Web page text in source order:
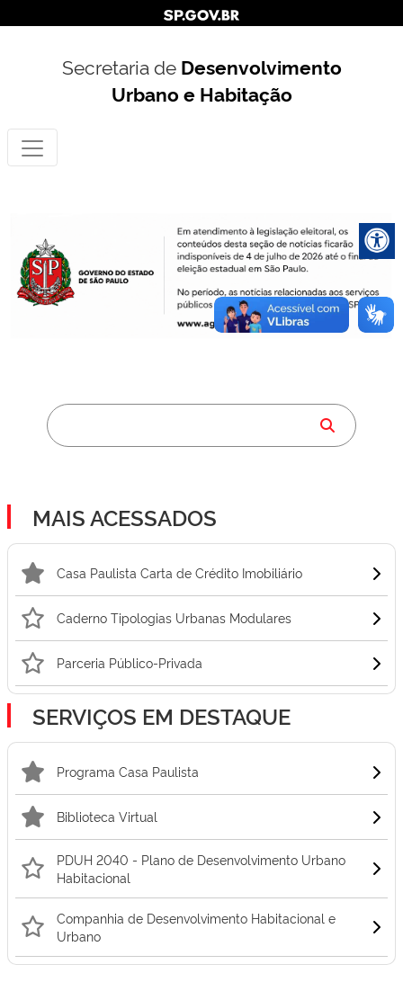
Secretaria de Desenvolvimento
Urbano e Habitação
MAIS ACESSADOS
Casa Paulista Carta de Crédito Imobiliário
Caderno Tipologias Urbanas Modulares
Parceria Público-Privada
SERVIÇOS EM DESTAQUE
Programa Casa Paulista
Biblioteca Virtual
PDUH 2040 - Plano de Desenvolvimento Urbano
Habitacional
Companhia de Desenvolvimento Habitacional e
Urbano